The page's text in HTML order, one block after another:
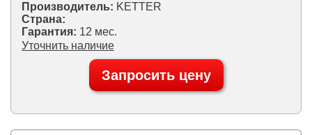
Производитель: KETTER
Страна:
Гарантия: 12 мес.
Уточнить наличие
Запросить цену